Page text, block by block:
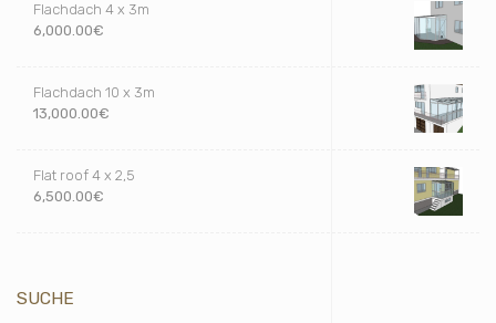
Flachdach 4 x 3m
6,000.00€
Flachdach 10 x 3m
13,000.00€
Flat roof 4 x 2,5
6,500.00€
SUCHE